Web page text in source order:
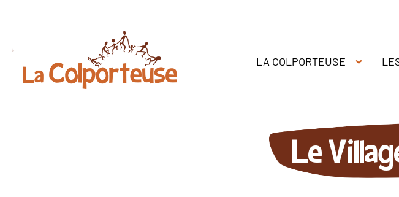
LA COLPORTEUSE
Le